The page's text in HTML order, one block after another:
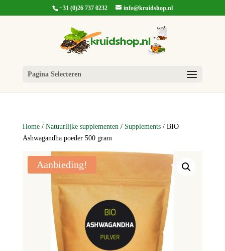
+31 (0)26 737 0232 info@kruidshop.nl
Pagina Selecteren
Home/ Natuurlijke supplementen/ Supplements/ BIO
Ashwagandha poeder 500 gram
Aanbieding!